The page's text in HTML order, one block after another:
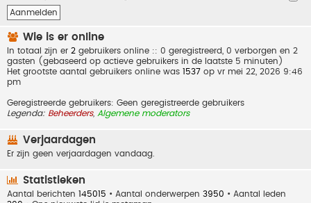
Wie is er online
In totaal zijn er 2 gebruikers online :: 0 geregistreerd, 0 verborgen en 2
gasten (gebaseerd op actieve gebruikers in de laatste 5 minuten)
Het grootste aantal gebruikers online was 1537 op vr mei 22, 2026 9:46
pm
Geregistreerde gebruikers: Geen geregistreerde gebruikers
Legenda: Beheerders, Algemene moderators
Verjaardagen
Er zijn geen verjaardagen vandaag.
Statistieken
Aantal berichten 145015 • Aantal onderwerpen 3950 • Aantal leden